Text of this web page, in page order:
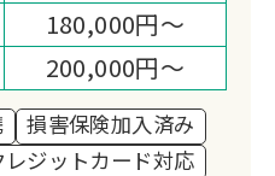
180,000円～
200,000円～
損害保険加入済み
レジットカード対応